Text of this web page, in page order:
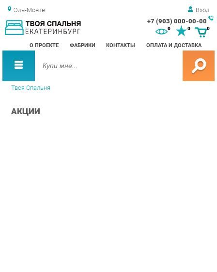
Эль-Монте Вход
+7 (903) 000-00-00
О ПРОЕКТЕ ФАБРИКИ КОНТАКТЫ ОПЛАТА И ДОСТАВКА
0 0
Твоя Спальня
АКЦИИ